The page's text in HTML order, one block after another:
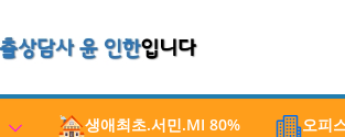
생애최초.서민.MI 80% 오피